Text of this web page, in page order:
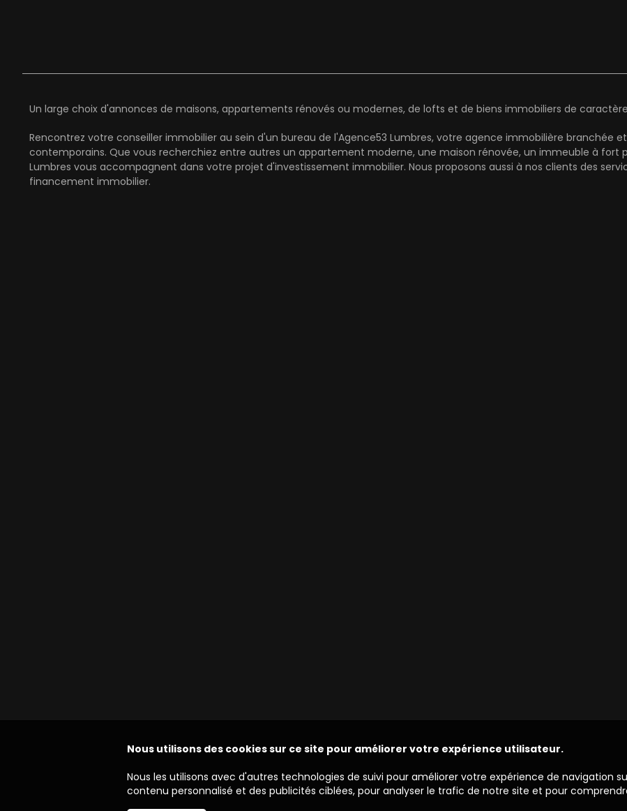
Un large choix d'annonces de maisons, appartements rénovés ou modernes, de lofts et de biens immobiliers de
Rencontrez votre conseiller immobilier au sein d'un bureau de l'Agence53 Lumbres, votre agence immobilière branchée
contemporains. Que vous recherchiez entre autres un appartement moderne, une maison rénovée, un immeuble à fort
Lumbres vous accompagnent dans votre projet d'investissement immobilier. Nous proposons aussi à nos clients des
financement immobilier.
Nous utilisons des cookies sur ce site pour améliorer votre expérience utilisateur.
Nous les utilisons avec d'autres technologies de suivi pour améliorer votre expérience de navigation
contenu personnalisé et des publicités ciblées, pour analyser le trafic de notre site et pour